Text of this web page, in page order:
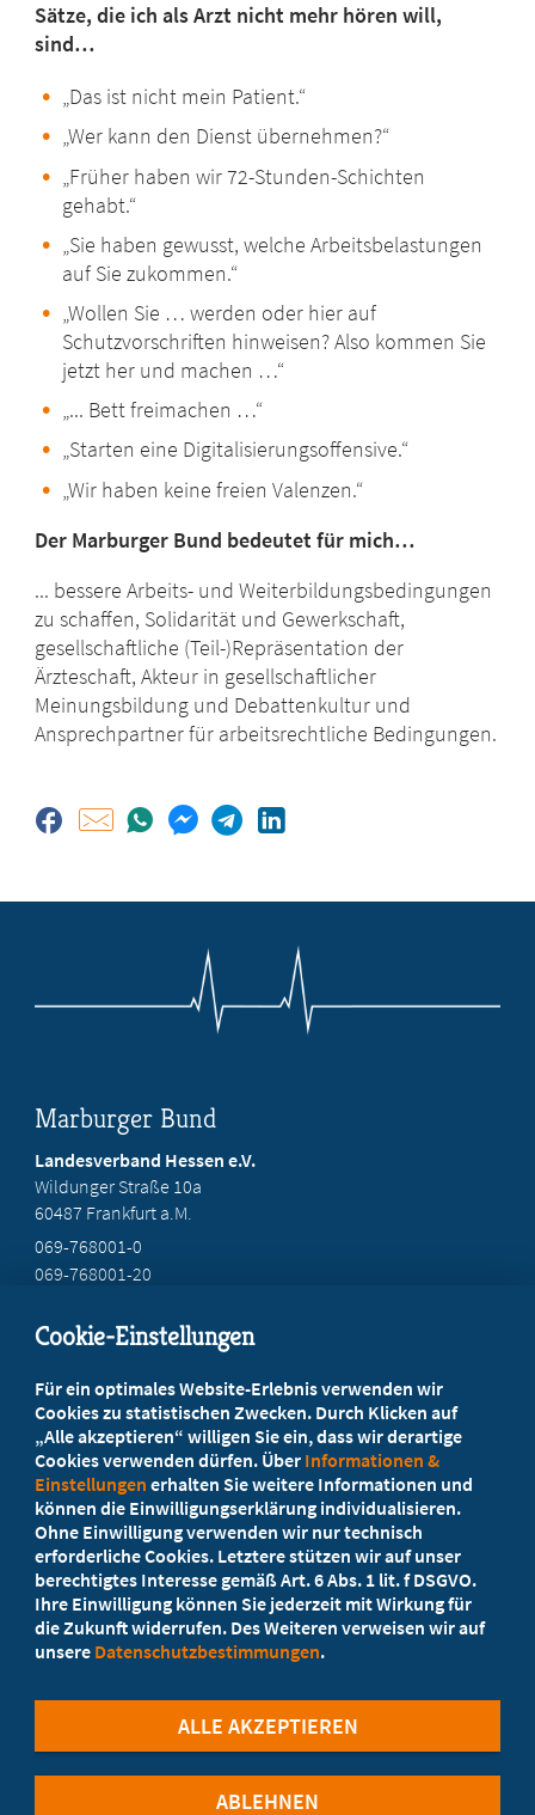
Sätze, die ich als Arzt nicht mehr hören will,
sind…
„Das ist nicht mein Patient.“
„Wer kann den Dienst übernehmen?“
„Früher haben wir 72-Stunden-Schichten
gehabt.“
„Sie haben gewusst, welche Arbeitsbelastungen
auf Sie zukommen.“
„Wollen Sie … werden oder hier auf
Schutzvorschriften hinweisen? Also kommen Sie
jetzt her und machen …“
„... Bett freimachen …“
„Starten eine Digitalisierungsoffensive.“
„Wir haben keine freien Valenzen.“
Der Marburger Bund bedeutet für mich…
... bessere Arbeits- und Weiterbildungsbedingungen
zu schaffen, Solidarität und Gewerkschaft,
gesellschaftliche (Teil-)Repräsentation der
Ärzteschaft, Akteur in gesellschaftlicher
Meinungsbildung und Debattenkultur und
Ansprechpartner für arbeitsrechtliche Bedingungen.
Marburger Bund
Landesverband Hessen e.V.
Wildunger Straße 10a
60487 Frankfurt a.M.
069-768001-0
069-768001-20
Ihr Landesverband berät Sie!
Ansprechpartner
Werden Sie jetzt Mitglied
5 Vorteile einer MB-Mitgliedschaft
Cookie-Einstellungen
Für ein optimales Website-Erlebnis verwenden wir
Cookies zu statistischen Zwecken. Durch Klicken auf
„Alle akzeptieren“ willigen Sie ein, dass wir derartige
Cookies verwenden dürfen. Über Informationen &
Einstellungen erhalten Sie weitere Informationen und
können die Einwilligungserklärung individualisieren.
Ohne Einwilligung verwenden wir nur technisch
erforderliche Cookies. Letztere stützen wir auf unser
berechtigtes Interesse gemäß Art. 6 Abs. 1 lit. f DSGVO.
Ihre Einwilligung können Sie jederzeit mit Wirkung für
die Zukunft widerrufen. Des Weiteren verweisen wir auf
unsere Datenschutzbestimmungen.
ABLEHNEN
ALLE AKZEPTIEREN